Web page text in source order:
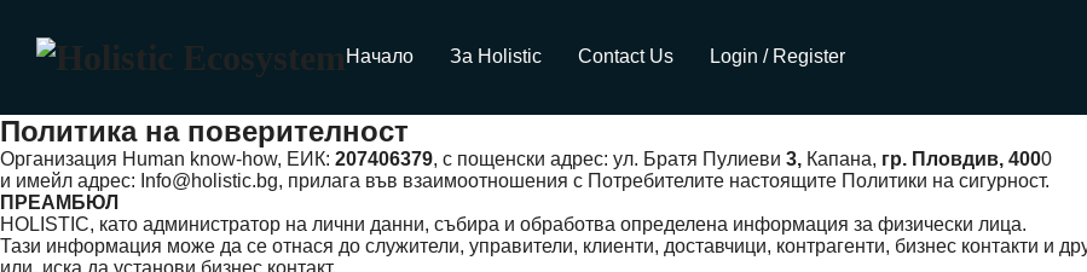
Начало За Holistic Contact Us Login / Register
Политика на поверителност
Организация Human know-how, ЕИК: 207406379, с пощенски адрес: ул. Братя Пулиеви 3, Капана, гр. Пловдив, 4000
и имейл адрес: Info@holistic.bg, прилага във взаимоотношения с Потребителите настоящите Политики на сигурност.
ПРЕАМБЮЛ
HOLISTIC, като администратор на лични данни, събира и обработва определена информация за физически лица.
Тази информация може да се отнася до служители, управители, клиенти, доставчици, контрагенти, бизнес контакти и
или, иска да установи бизнес контакт.